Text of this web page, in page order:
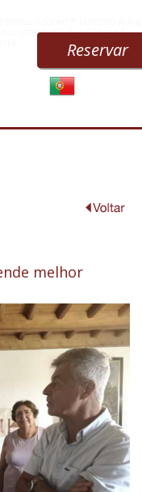
Reservar
Azoren * Turismo Rural
rural des Açores *
melhor